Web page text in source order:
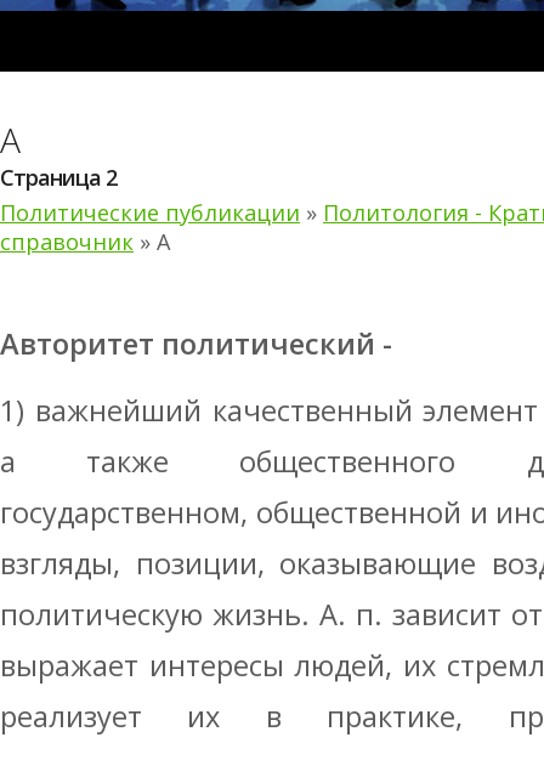
А
Страница 2
Политические публикации » Политология -
справочник » А
Авторитет политический -
1) важнейший качественный элемент
а также общественного
государственном, общественной и
взгляды, позиции, оказывающие
политическую жизнь. А. п. зависит
выражает интересы людей, их
реализует их в практике,